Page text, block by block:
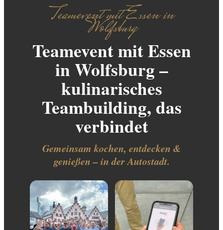
Teamevent mit Essen in
Wolfsburg
Teamevent mit Essen
in Wolfsburg –
kulinarisches
Teambuilding, das
verbindet
Gemeinsam kochen, entdecken &
genießen – in der Autostadt.